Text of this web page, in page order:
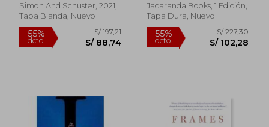
55%
dcto.
Simon And Schuster, 2021,
Tapa Blanda, Nuevo
Jacaranda Books, 1 Edición,
Tapa Dura, Nuevo